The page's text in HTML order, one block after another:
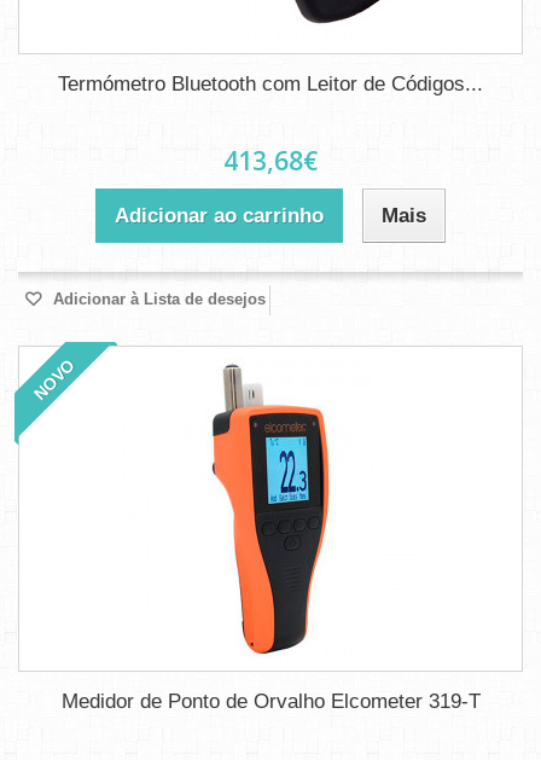
Termómetro Bluetooth com Leitor de Códigos...
413,68€
Adicionar ao carrinho Mais
Adicionar à Lista de desejos
NOVO
Medidor de Ponto de Orvalho Elcometer 319-T